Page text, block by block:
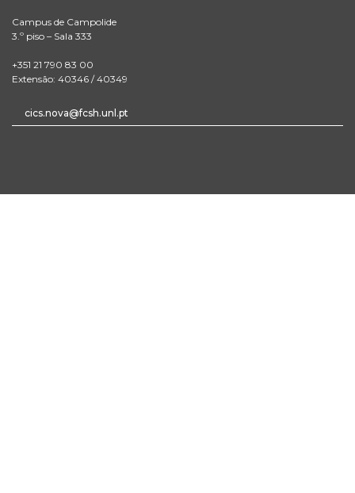
Campus de Campolide
3.º piso – Sala 333
+351 21 790 83 00
Extensão: 40346 / 40349
cics.nova@fcsh.unl.pt